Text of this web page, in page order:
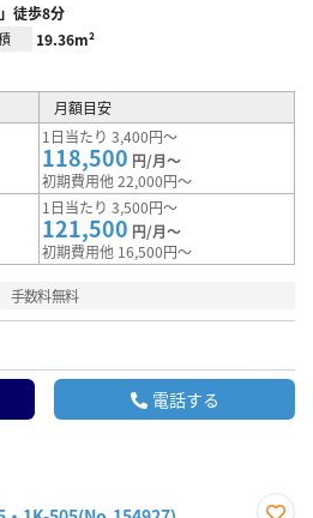
徒歩8分
19.36m²
月額目安
1日当たり 3,400円～
118,500 円/月～
初期費用他 22,000円～
1日当たり 3,500円～
121,500 円/月～
初期費用他 16,500円～
手数料無料
電話する